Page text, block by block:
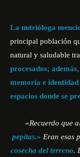
La nutrióloga
principal población
natural y saludable
procesados;
memoria e
espacios donde se
«Recuerdo que
pepitas.» Eran esas
cosecha del terreno.